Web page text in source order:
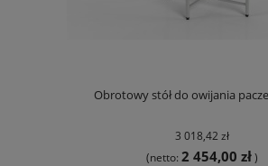
Obrotowy stół do owijania
3 018,42 zł
(netto: 2 454,00 zł)